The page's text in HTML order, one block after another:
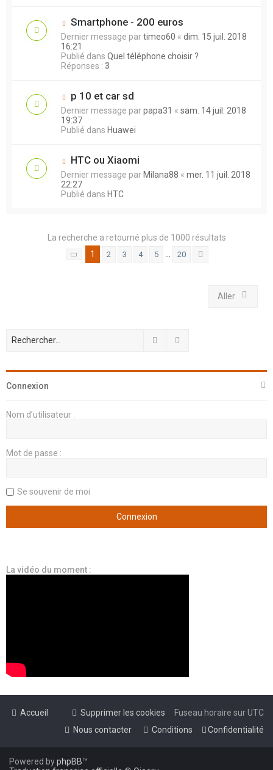
Smartphone - 200 euros
Dernier message partimeo60 « dim. 15 juil. 2018
16:21
Publié dans Quel téléphone choisir ?
Réponses : 3
p 10 et car sd
Dernier message parpapa31 « sam. 14 juil. 2018
19:37
Publié dans Huawei
HTC ou Xiaomi
Dernier message parMilana88 « mer. 11 juil. 2018
22:27
Publié dans HTC
La recherche a retourné plus de 1000 résultats
Page sur 20
1 2 3 4 5 20
Aller
Rechercher
Connexion
Nom d’utilisateur :
Mot de passe :
Se souvenir de moi
La vidéo du moment :
Accueil Fuseau horaire surUTC
Supprimer les cookies
Confidentialité
Conditions
Nous contacter
Powered byphpBB™